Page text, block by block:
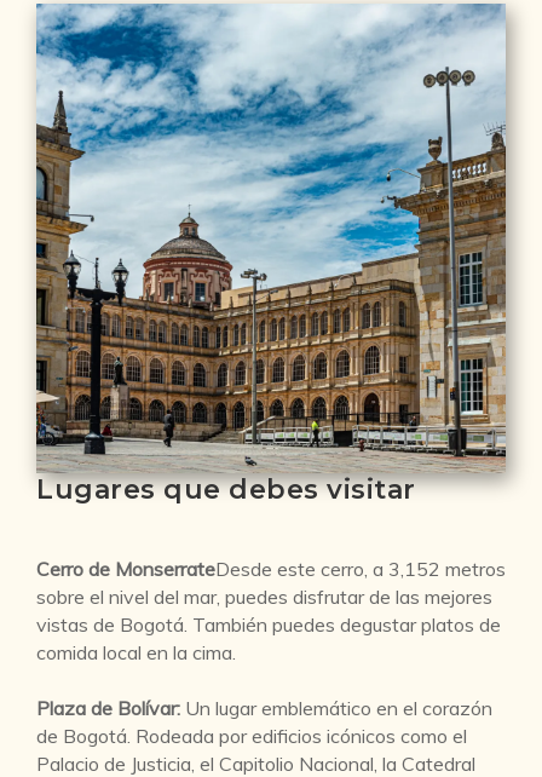
Lugares que debes visitar
Cerro de MonserrateDesde este cerro, a 3,152 metros
sobre el nivel del mar, puedes disfrutar de las mejores
vistas de Bogotá. También puedes degustar platos de
comida local en la cima.
Plaza de Bolívar: Un lugar emblemático en el corazón
de Bogotá. Rodeada por edificios icónicos como el
Palacio de Justicia, el Capitolio Nacional, la Catedral